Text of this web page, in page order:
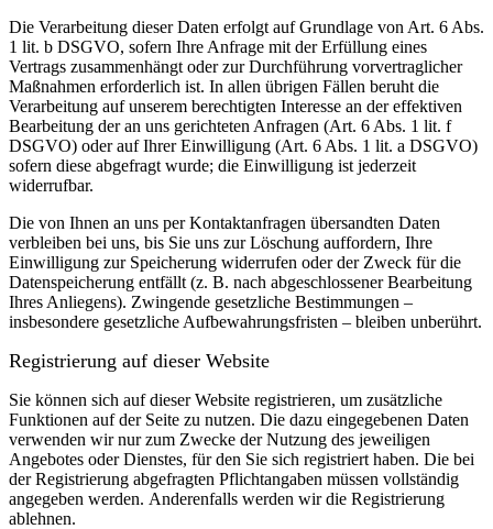
Die Verarbeitung dieser Daten erfolgt auf Grundlage von Art. 6 Abs.
1 lit. b DSGVO, sofern Ihre Anfrage mit der Erfüllung eines
Vertrags zusammenhängt oder zur Durchführung vorvertraglicher
Maßnahmen erforderlich ist. In allen übrigen Fällen beruht die
Verarbeitung auf unserem berechtigten Interesse an der effektiven
Bearbeitung der an uns gerichteten Anfragen (Art. 6 Abs. 1 lit. f
DSGVO) oder auf Ihrer Einwilligung (Art. 6 Abs. 1 lit. a DSGVO)
sofern diese abgefragt wurde; die Einwilligung ist jederzeit
widerrufbar.
Die von Ihnen an uns per Kontaktanfragen übersandten Daten
verbleiben bei uns, bis Sie uns zur Löschung auffordern, Ihre
Einwilligung zur Speicherung widerrufen oder der Zweck für die
Datenspeicherung entfällt (z. B. nach abgeschlossener Bearbeitung
Ihres Anliegens). Zwingende gesetzliche Bestimmungen –
insbesondere gesetzliche Aufbewahrungsfristen – bleiben unberührt.
Registrierung auf dieser Website
Sie können sich auf dieser Website registrieren, um zusätzliche
Funktionen auf der Seite zu nutzen. Die dazu eingegebenen Daten
verwenden wir nur zum Zwecke der Nutzung des jeweiligen
Angebotes oder Dienstes, für den Sie sich registriert haben. Die bei
der Registrierung abgefragten Pflichtangaben müssen vollständig
angegeben werden. Anderenfalls werden wir die Registrierung
ablehnen.